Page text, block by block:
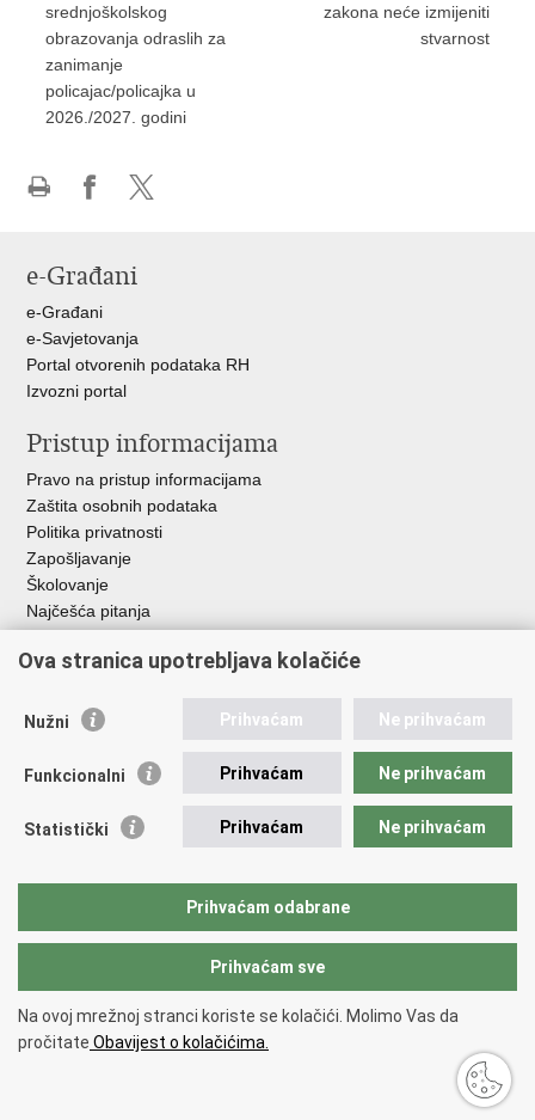
srednjoškolskog
obrazovanja odraslih za
zanimanje
policajac/policajka u
2026./2027. godini
zakona neće izmijeniti
stvarnost
Facebooku
X-
e-Građani
e-Građani
e-Savjetovanja
Portal otvorenih podataka RH
Izvozni portal
Pristup informacijama
Pravo na pristup informacijama
Zaštita osobnih podataka
Politika privatnosti
Zapošljavanje
Školovanje
Najčešća pitanja
Važne poveznice
EMN Nacionalna kontaktna točka za Republiku Hrvatsku
Policijska akademija
Zaklada policijske solidarnosti
Udruge
Copyright © 2026 Ministarstvo unutarnjih poslova Republike Hrvatske.
Uvjeti korištenja.Izjava o pristupačnosti
Ova stranica upotrebljava kolačiće
Nužni Prihvaćam Ne prihvaćam
Funkcionalni Prihvaćam Ne prihvaćam
Statistički Prihvaćam Ne prihvaćam
Prihvaćam odabrane
Prihvaćam sve
Na ovoj mrežnoj stranci koriste se kolačići. Molimo Vas da
pročitate Obavijest o kolačićima.